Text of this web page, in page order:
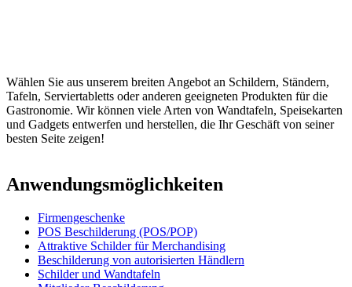
Wählen Sie aus unserem breiten Angebot an Schildern, Ständern,
Tafeln, Serviertabletts oder anderen geeigneten Produkten für die
Gastronomie. Wir können viele Arten von Wandtafeln, Speisekarten
und Gadgets entwerfen und herstellen, die Ihr Geschäft von seiner
besten Seite zeigen!
Anwendungs­möglichkeiten
Firmengeschenke
POS Beschilderung (POS/POP)
Attraktive Schilder für Merchandising
Beschilderung von autorisierten Händlern
Schilder und Wandtafeln